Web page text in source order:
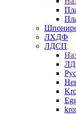
ЛХДФ
ЛДСП